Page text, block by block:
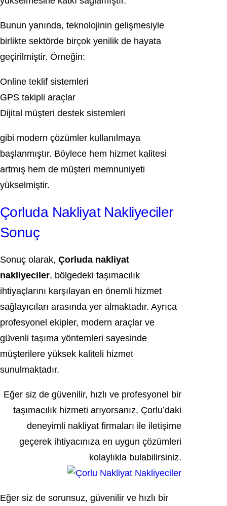
Bunun yanında, teknolojinin gelişmesiyle
birlikte sektörde birçok yenilik de hayata
geçirilmiştir. Örneğin:
Online teklif sistemleri
GPS takipli araçlar
Dijital müşteri destek sistemleri
gibi modern çözümler kullanılmaya
başlanmıştır. Böylece hem hizmet kalitesi
artmış hem de müşteri memnuniyeti
yükselmiştir.
Çorluda Nakliyat Nakliyeciler
Sonuç
Sonuç olarak, Çorluda nakliyat
nakliyeciler, bölgedeki taşımacılık
ihtiyaçlarını karşılayan en önemli hizmet
sağlayıcıları arasında yer almaktadır. Ayrıca
profesyonel ekipler, modern araçlar ve
güvenli taşıma yöntemleri sayesinde
müşterilere yüksek kaliteli hizmet
sunulmaktadır.
Eğer siz de güvenilir, hızlı ve profesyonel bir
taşımacılık hizmeti arıyorsanız, Çorlu’daki
deneyimli nakliyat firmaları ile iletişime
geçerek ihtiyacınıza en uygun çözümleri
kolaylıkla bulabilirsiniz.
Eğer siz de sorunsuz, güvenilir ve hızlı bir